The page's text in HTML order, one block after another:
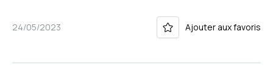
24/05/2023 Ajouter aux favoris